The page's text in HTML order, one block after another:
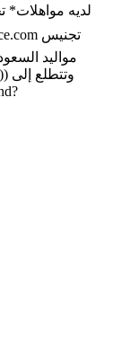
لديه مواهلات*
مواليد
وتتطلع إلى